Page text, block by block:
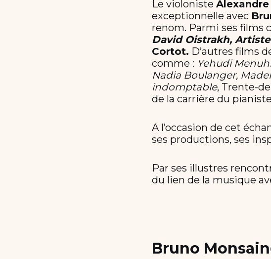
Le violoniste
exceptionnelle avec
renom. Parmi ses films
David Oistrakh,
Cortot. D’autres films
comme : Yehudi
Nadia Boulanger,
indomptable, Trente-
de la carrière du
A l’occasion de cet
ses productions, ses
Par ses illustres
du lien de la musique
Bruno